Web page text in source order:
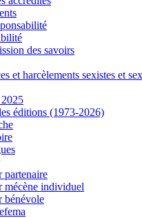
des savoirs
et harcèlements sexistes et
éditions (1973-2026)
partenaire
mécène individuel
bénévole